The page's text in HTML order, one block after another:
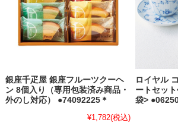
銀座千疋屋 銀座フルーツクーヘ
ン 8個入り（専用包装済み商品・
外のし対応） ●74092225＊
¥1,782(税込)
ロイヤル
ートセッ
袋>